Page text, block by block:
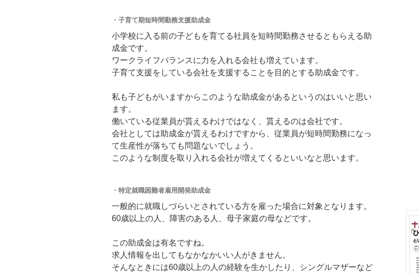
・子育て期短時間勤務支援助成金
小学校に入る前の子どもを育てる社員を短時間勤務させるともらえる助
成金です。
ワークライフバランスに力を入れる会社も増えています。
子育て支援をしている会社を支援することを目的とする助成金です。
私も子どもがいますからこのような助成金があるというのはいいと思い
ます。
働いている従業員が貰えるわけではなく、貰えるのは会社です。
会社としては助成金が貰えるわけですから、従業員が短時間勤務になっ
て生産性が落ちても問題ないでしょう。
このような制度を取り入れる会社が増えてくるといいなと思います。
・特定就職困難者雇用開発助成金
一般的に就職しづらいとされている方を雇った場合に対象となります。
60歳以上の人、障害のある人、母子家庭の母などです。
この助成金は有名ですね。
求人情報を出してもなかなかいい人がきません。
そんなときには60歳以上の人の経験を生かしたり、シングルマザーなど